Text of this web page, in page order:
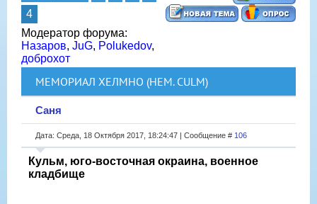
4
Модератор форума:
Назаров, JuG, Polukedov,
доброхот
МЕМОРИАЛ ХЕЛМНО (НЕМ. CULM)
Саня
Дата: Среда, 18 Октября 2017, 18:24:47 | Сообщение # 106
Кульм, юго-восточная окраина, военное
кладбище